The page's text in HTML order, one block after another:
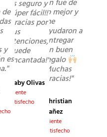
de
y
es
es seguro y
súper fácil!!
Gracias por
sus
atenciones,
quede
encantada!"
Gaby Olivas
Cliente
satisfecho
fin fue de
lo mejor y
me
ayudaron a
entregar
un buen
regalo
Muchas
gracias!"
Christian
Yañez
Cliente
satisfecho